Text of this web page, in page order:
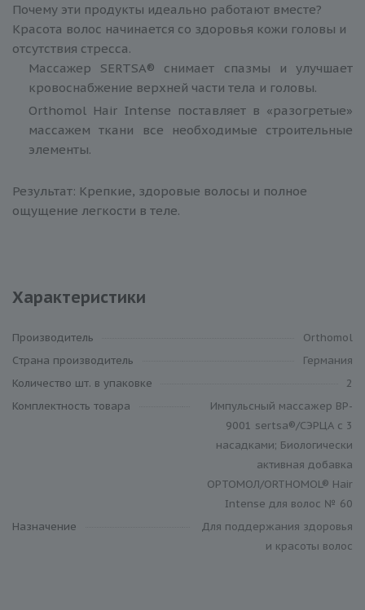
Почему эти продукты идеально работают вместе?
Красота волос начинается со здоровья кожи головы и
отсутствия стресса.
Массажер SERTSA® снимает спазмы и улучшает
кровоснабжение верхней части тела и головы.
Orthomol Hair Intense поставляет в «разогретые»
массажем ткани все необходимые строительные
элементы.
Результат: Крепкие, здоровые волосы и полное
ощущение легкости в теле.
Характеристики
Производитель
Orthomol
Cтрана производитель
Германия
Количество шт. в упаковке
2
Комплектность товара
Импульсный массажер BP-
9001 sertsa®/СЭРЦА с 3
насадками ; Биологически
активная добавка
ОРТОМОЛ/ORTHOMOL® Hair
Intense для волос № 60
Назначение
Для поддержания здоровья
и красоты волос